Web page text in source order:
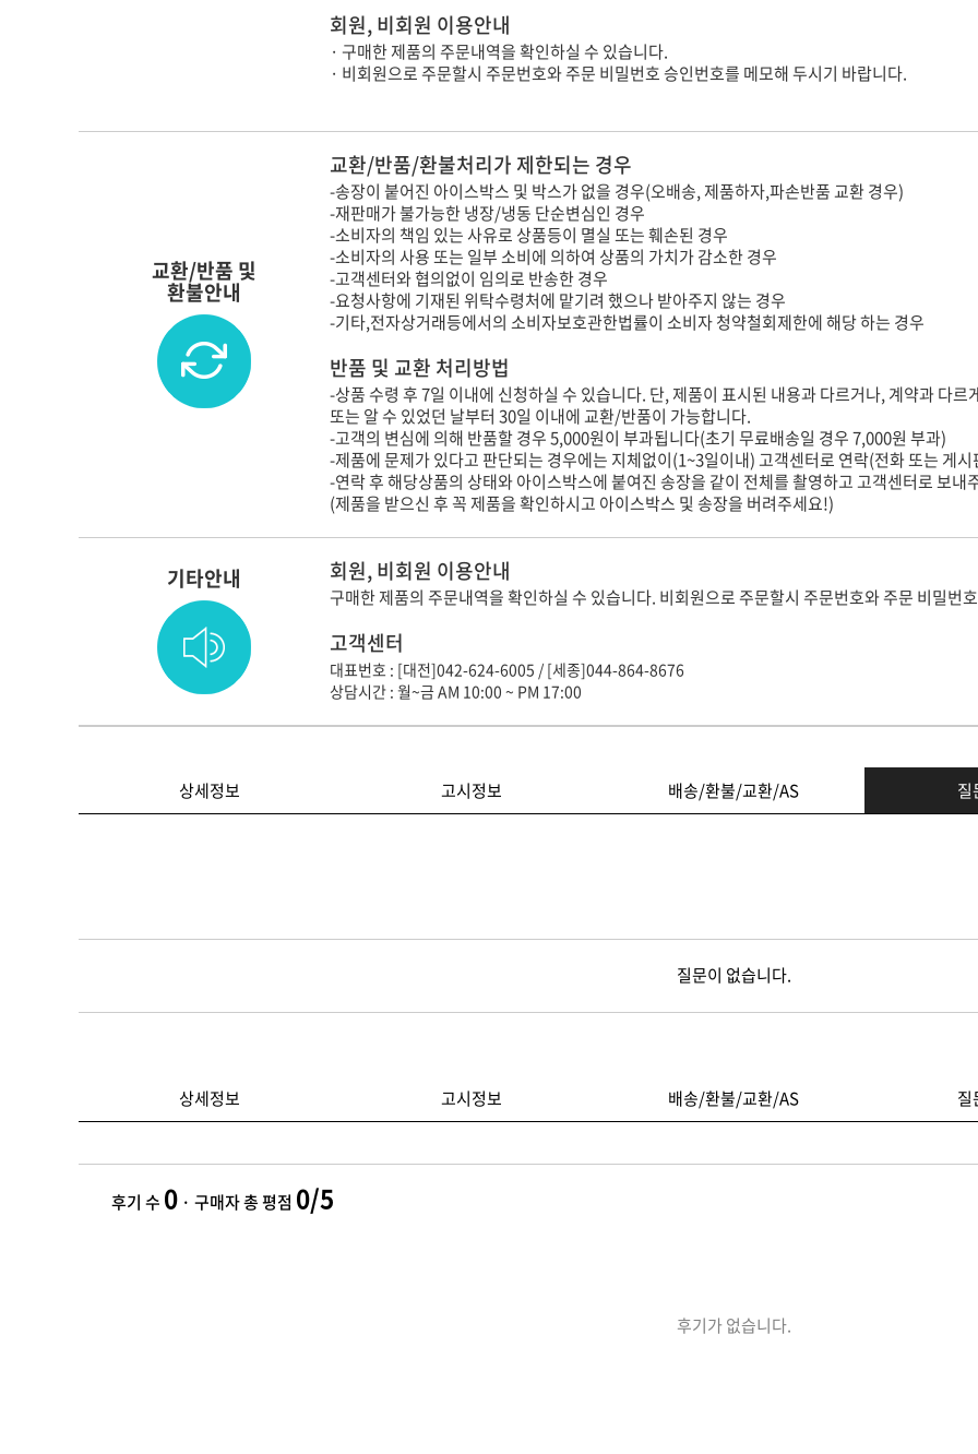
회원, 비회원 이용안내
· 구매한 제품의 주문내역을 확인하실 수 있습니다.
· 비회원으로 주문할시 주문번호와 주문 비밀번호 승인번호를 메모해 두시기 바랍니다.
교환/반품 및
환불안내
교환/반품/환불처리가 제한되는 경우
-송장이 붙어진 아이스박스 및 박스가 없을 경우(오배송, 제품하자,파손반품 교환 경우)
-재판매가 불가능한 냉장/냉동 단순변심인 경우
-소비자의 책임 있는 사유로 상품등이 멸실 또는 훼손된 경우
-소비자의 사용 또는 일부 소비에 의하여 상품의 가치가 감소한 경우
-고객센터와 협의없이 임의로 반송한 경우
-요청사항에 기재된 위탁수령처에 맡기려 했으나 받아주지 않는 경우
-기타,전자상거래등에서의 소비자보호관한법률이 소비자 청약철회제한에 해당 하는 경우
반품 및 교환 처리방법
-상품 수령 후 7일 이내에 신청하실 수 있습니다. 단, 제품이 표시된 내용과 다르거나, 계약과 다
또는 알 수 있었던 날부터 30일 이내에 교환/반품이 가능합니다.
-고객의 변심에 의해 반품할 경우 5,000원이 부과됩니다(초기 무료배송일 경우 7,000원 부과)
-제품에 문제가 있다고 판단되는 경우에는 지체없이(1~3일이내) 고객센터로 연락(전화 또는 게
-연락 후 해당상품의 상태와 아이스박스에 붙여진 송장을 같이 전체를 촬영하고 고객센터로 보
(제품을 받으신 후 꼭 제품을 확인하시고 아이스박스 및 송장을 버려주세요!)
기타안내 회원, 비회원 이용안내
구매한 제품의 주문내역을 확인하실 수 있습니다. 비회원으로 주문할시 주문번호와 주문 비밀번
고객센터
대표번호 : [대전]042-624-6005 / [세종]044-864-8676
상담시간 : 월~금 AM 10:00 ~ PM 17:00
상세정보 고시정보 배송/환불/교환/AS 질
질문이 없습니다.
상세정보 고시정보 배송/환불/교환/AS 질
후기 수 0 · 구매자 총 평점 0/5
후기가 없습니다.